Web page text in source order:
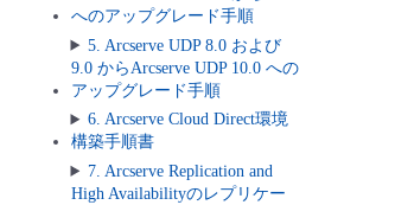
へのアップグレード手順
5. Arcserve UDP 8.0 および
9.0 からArcserve UDP 10.0 への
アップグレード手順
6. Arcserve Cloud Direct環境
構築手順書
7. Arcserve Replication and
High Availabilityのレプリケー